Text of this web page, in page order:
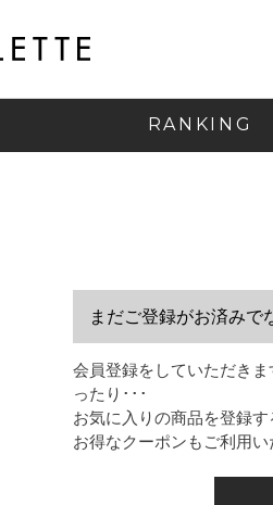
RANKING
まだご登録がお済みで
会員登録をしていただき
ったり･･･
お気に入りの商品を登録
お得なクーポンもご利用